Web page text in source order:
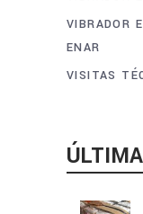
VIBRADOR
ENAR
VISITAS